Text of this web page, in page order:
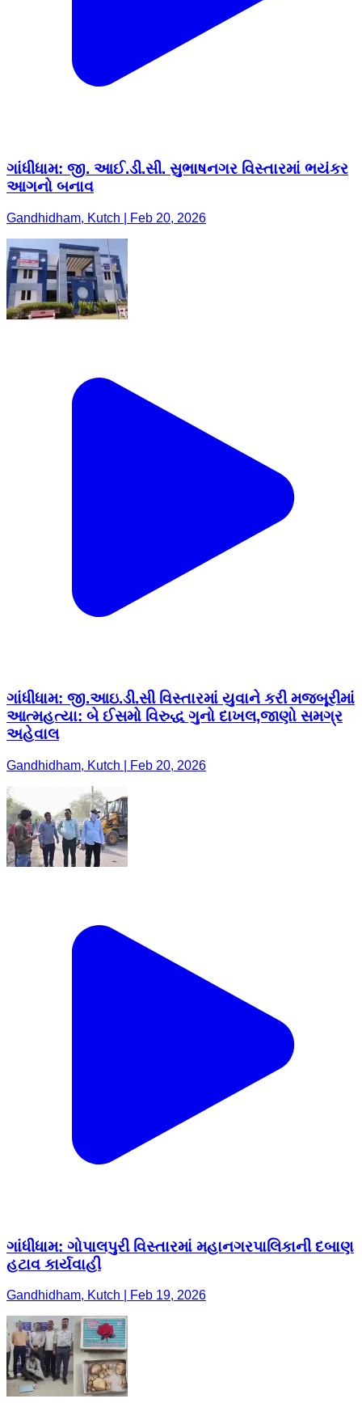
ગાંધીધામ: જી. આઈ.ડી.સી. સુભાષનગર વિસ્તારમાં ભયંકર
આગનો બનાવ
Gandhidham, Kutch | Feb 20, 2026
ગાંધીધામ: જી.આઇ.ડી.સી વિસ્તારમાં યુવાને કરી મજબૂરીમાં
આત્મહત્યા: બે ઈસમો વિરુદ્ધ ગુનો દાખલ,જાણો સમગ્ર
અહેવાલ
Gandhidham, Kutch | Feb 20, 2026
ગાંધીધામ: ગોપાલપુરી વિસ્તારમાં મહાનગરપાલિકાની દબાણ
હટાવ કાર્યવાહી
Gandhidham, Kutch | Feb 19, 2026